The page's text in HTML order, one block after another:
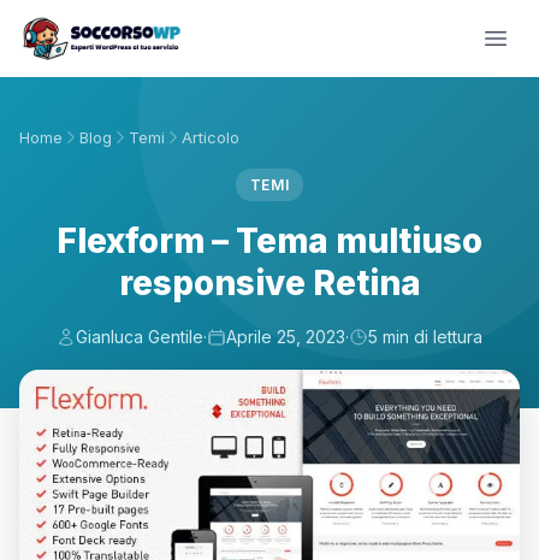
Home Blog Temi Articolo
TEMI
Flexform – Tema multiuso
responsive Retina
Gianluca Gentile· Aprile 25, 2023· 5 min di lettura